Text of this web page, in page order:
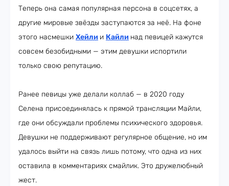
Теперь она самая популярная персона в соцсетях, а
другие мировые звёзды заступаются за неё. На фоне
этого насмешки Хейли и Кайли над певицей кажутся
совсем безобидными — этим девушки испортили
только свою репутацию.
Ранее певицы уже делали коллаб — в 2020 году
Селена присоединялась к прямой трансляции Майли,
где они обсуждали проблемы психического здоровья.
Девушки не поддерживают регулярное общение, но им
удалось выйти на связь лишь потому, что одна из них
оставила в комментариях смайлик. Это дружелюбный
жест.